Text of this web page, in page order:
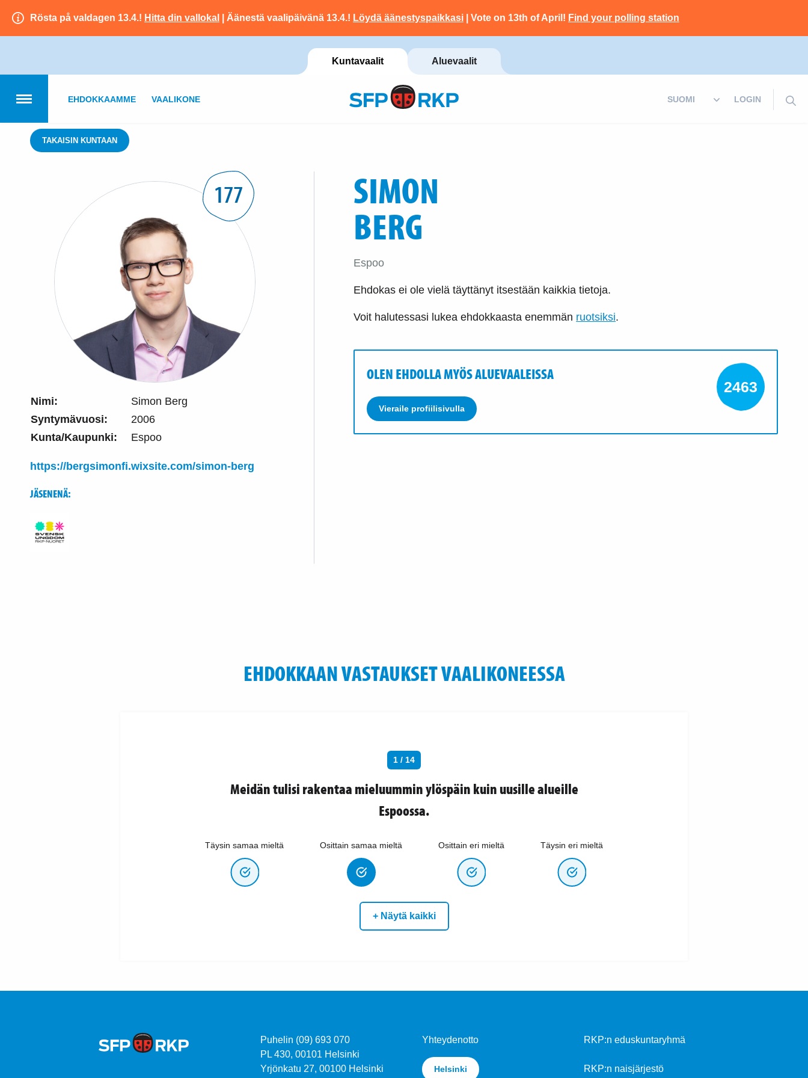
Rösta på valdagen 13.4.! Hitta din vallokal | Äänestä vaalipäivänä 13.4.! Löydä äänestyspaikkasi | Vote on 13th of April! Find your polling station
Kuntavaalit Aluevaalit
LOGIN
EHDOKKAAMME VAALIKONE
TAKAISIN KUNTAAN
177
Nimi:
Simon Berg
Syntymävuosi:
2006
Kunta/Kaupunki:
Espoo
https://bergsimonfi.wixsite.com/simon-berg
JÄSENENÄ:
SIMON
BERG
Espoo
Ehdokas ei ole vielä täyttänyt itsestään kaikkia tietoja.
Voit halutessasi lukea ehdokkaasta enemmän ruotsiksi.
OLEN EHDOLLA MYÖS ALUEVAALEISSA
Vieraile profiilisivulla
2463
EHDOKKAAN VASTAUKSET VAALIKONEESSA
1 / 14
Meidän tulisi rakentaa mieluummin ylöspäin kuin uusille alueille
Espoossa.
Täysin samaa mieltä Osittain samaa mieltä Osittain eri mieltä Täysin eri mieltä
+ Näytä kaikki
Puhelin (09) 693 070
PL 430, 00101 Helsinki
Yrjönkatu 27, 00100 Helsinki
Yhteydenotto
Helsinki
RKP:n eduskuntaryhmä
RKP:n naisjärjestö